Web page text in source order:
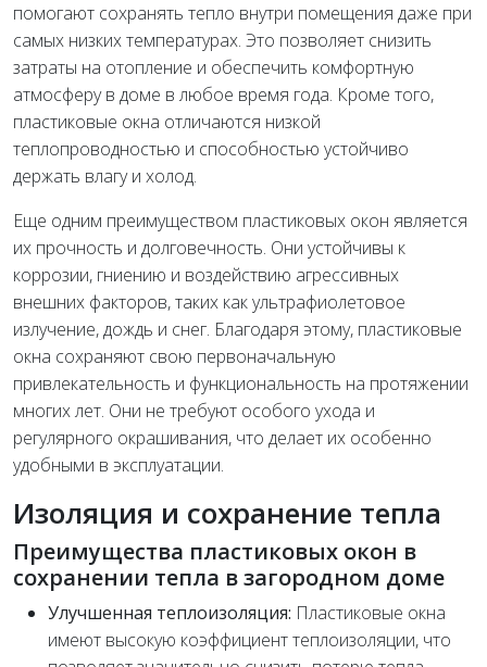
помогают сохранять тепло внутри помещения даже при
самых низких температурах. Это позволяет снизить
затраты на отопление и обеспечить комфортную
атмосферу в доме в любое время года. Кроме того,
пластиковые окна отличаются низкой
теплопроводностью и способностью устойчиво
держать влагу и холод.
Еще одним преимуществом пластиковых окон является
их прочность и долговечность. Они устойчивы к
коррозии, гниению и воздействию агрессивных
внешних факторов, таких как ультрафиолетовое
излучение, дождь и снег. Благодаря этому, пластиковые
окна сохраняют свою первоначальную
привлекательность и функциональность на протяжении
многих лет. Они не требуют особого ухода и
регулярного окрашивания, что делает их особенно
удобными в эксплуатации.
Изоляция и сохранение тепла
Преимущества пластиковых окон в
сохранении тепла в загородном доме
Улучшенная теплоизоляция: Пластиковые окна
имеют высокую коэффициент теплоизоляции, что